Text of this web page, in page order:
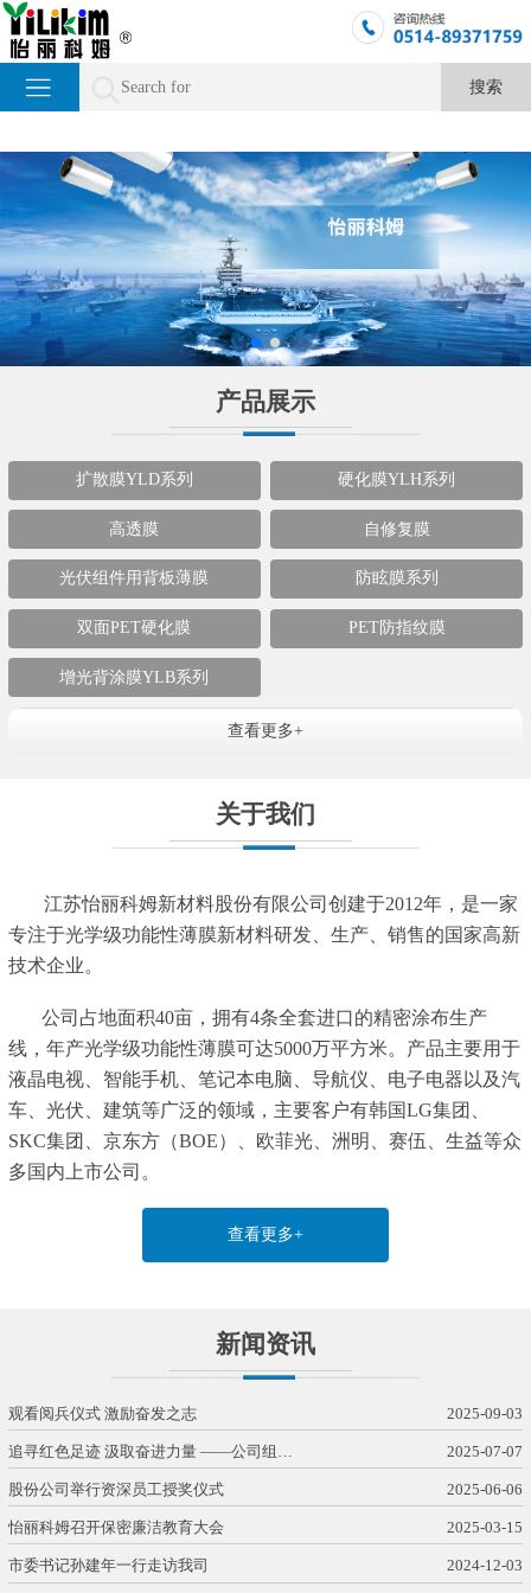
产品展示
扩散膜YLD系列 硬化膜YLH系列
高透膜 自修复膜
光伏组件用背板薄膜 防眩膜系列
双面PET硬化膜 PET防指纹膜
增光背涂膜YLB系列
查看更多+
关于我们
江苏怡丽科姆新材料股份有限公司创建于2012年，是一家
专注于光学级功能性薄膜新材料研发、生产、销售的国家高新
技术企业。
公司占地面积40亩，拥有4条全套进口的精密涂布生产
线，年产光学级功能性薄膜可达5000万平方米。产品主要用于
液晶电视、智能手机、笔记本电脑、导航仪、电子电器以及汽
车、光伏、建筑等广泛的领域，主要客户有韩国LG集团、
SKC集团、京东方（BOE）、欧菲光、洲明、赛伍、生益等众
多国内上市公司。
查看更多+
新闻资讯
观看阅兵仪式 激励奋发之志 2025-09-03
追寻红色足迹 汲取奋进力量 ——公司组… 2025-07-07
股份公司举行资深员工授奖仪式 2025-06-06
怡丽科姆召开保密廉洁教育大会 2025-03-15
市委书记孙建年一行走访我司 2024-12-03